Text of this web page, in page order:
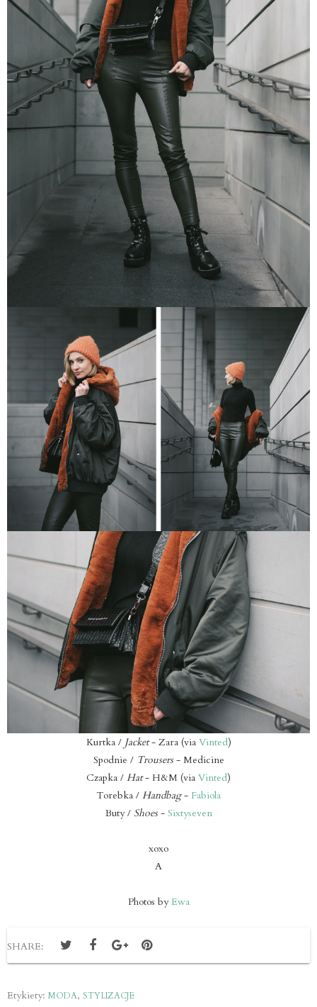
Kurtka / Jacket- Zara (via Vinted)
Spodnie / Trousers- Medicine
Czapka / Hat- H&M (via Vinted)
Torebka / Handbag- Fabiola
Buty / Shoes- Sixtyseven
xoxo
A
Photos byEwa
SHARE:
Etykiety: MODA, STYLIZACJE